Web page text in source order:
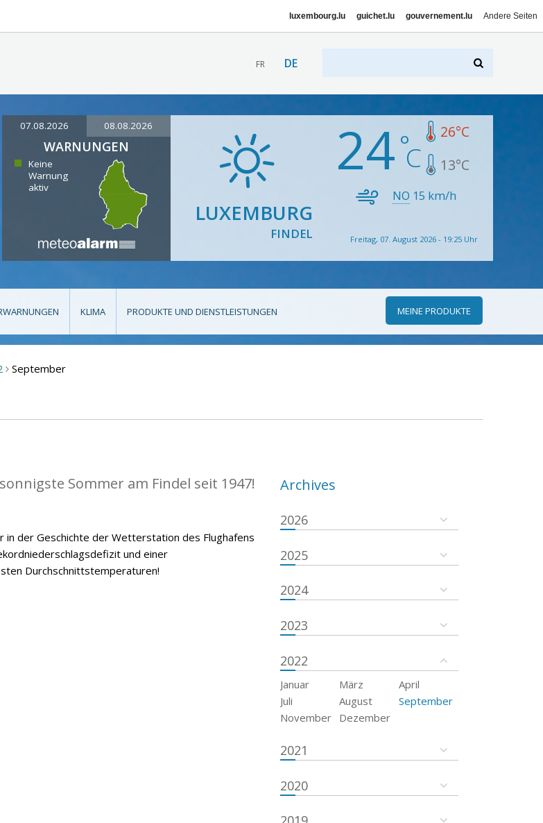
luxembourg.lu guichet.lu gouvernement.lu Andere Seiten
FR DE
07.08.2026 08.08.2026
WARNUNGEN
Keine
Warnung
aktiv
LUXEMBURG
FINDEL
24 26°C
13°C
NO 15 km/h
Freitag, 07. August 2026 - 19:25 Uhr
KLIMA PRODUKTE UND DIENSTLEISTUNGEN MEINE PRODUKTE
> September
Sommer am Findel seit 1947!
der Geschichte der Wetterstation des Flughafens
und einer
Durchschnittstemperaturen!
Archives
2026
2025
2024
2023
2022
Januar März
April
Juli
August
September
November
Dezember
2021
2020